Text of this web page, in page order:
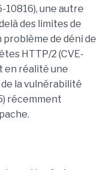
une autre
des limites de
problème de déni de
HTTP/2 (CVE-
en réalité une
la vulnérabilité
récemment